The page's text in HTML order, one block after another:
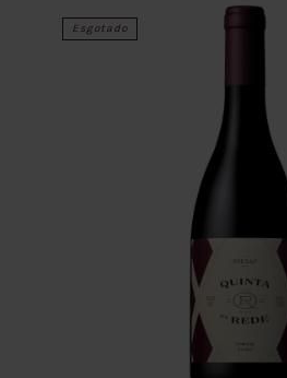
Esgotado